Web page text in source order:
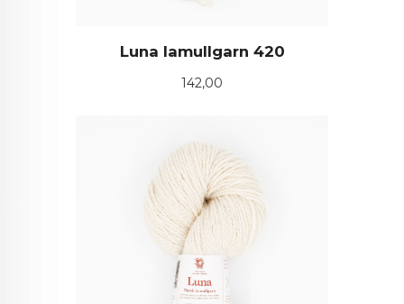
Luna lamullgarn 420
Pris
142,00